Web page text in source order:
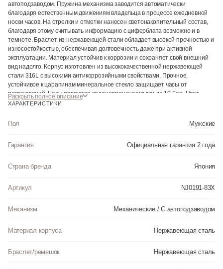
автоподзаводом. Пружина механизма заводится автоматически
благодаря естественным движениям владельца в процессе ежедневной
носки часов. На стрелки и отметки нанесен светонакопительный состав,
благодаря этому считывать информацию с циферблата возможно и в
темноте. Браслет из нержавеющей стали обладает высокой прочностью и
износостойкостью, обеспечивая долговечность даже при активной
эксплуатации. Материал устойчив к коррозии и сохраняет свой внешний
вид надолго. Корпус изготовлен из высококачественной нержавеющей
стали 316L с высокими антикоррозийными свойствами. Прочное,
устойчивое к царапинам минеральное стекло защищает часы от
повреждений. Часы являются водонепроницаемыми до 10 Бар. Цвет
корпуса: Серебристый. Цвет циферблата: Коричневый. Высота (с ушками):
Раскрыть полное описание
ХАРАКТЕРИСТИКИ
Пол Мужские
Гарантия Официальная гарантия 2 года
Страна бренда Япония
Артикул NJ0191-83X
Механизм Механические / С автоподзаводом
Материал корпуса Нержавеющая сталь
Браслет/ремешок Нержавеющая сталь